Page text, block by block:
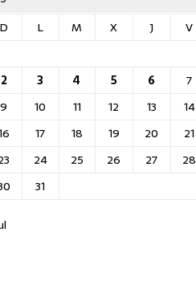
D
L M X J V
2
3 4 5 6 7
9
10 11 12 13 14
17 18 19 20 21
24 25 26 27 28
31